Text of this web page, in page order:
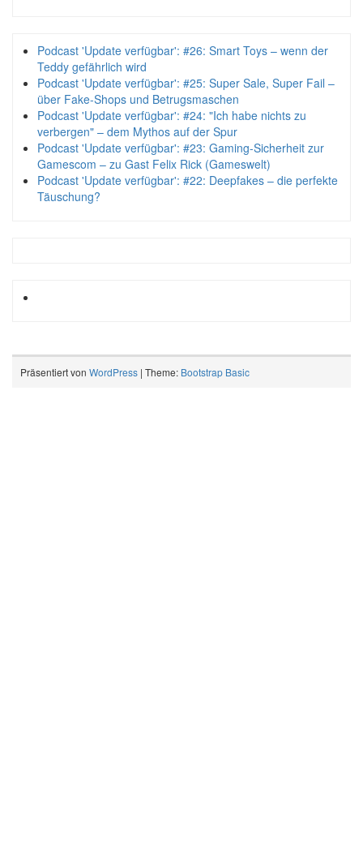
Podcast 'Update verfügbar': #26: Smart Toys – wenn der
Teddy gefährlich wird
Podcast 'Update verfügbar': #25: Super Sale, Super Fail –
über Fake-Shops und Betrugsmaschen
Podcast 'Update verfügbar': #24: "Ich habe nichts zu
verbergen" – dem Mythos auf der Spur
Podcast 'Update verfügbar': #23: Gaming-Sicherheit zur
Gamescom – zu Gast Felix Rick (Gameswelt)
Podcast 'Update verfügbar': #22: Deepfakes – die perfekte
Täuschung?
Präsentiert von WordPress | Theme: Bootstrap Basic